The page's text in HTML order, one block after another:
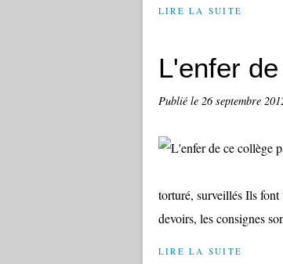
LIRE LA SUITE
L'enfer
Publié le 26 septembre
torturé, surveillés Ils
devoirs, les consignes
LIRE LA SUITE